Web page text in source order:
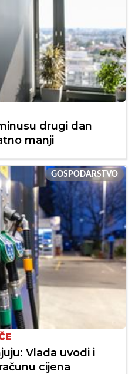
drugi dan
manji
GOSPODARSTVO
Vlada uvodi i
cijena